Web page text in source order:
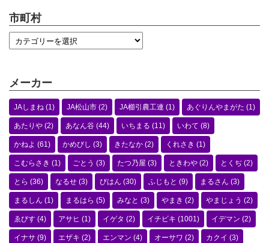
市町村
メーカー
JAしまね (1) JA松山市 (2) JA櫛引農工連 (1) あぐりんやまがた (1)
あたりや (2) あなん谷 (44) いちまる (11) いわて (8)
かねよ (61) かめびし (3) きたなか (2) くれさき (1)
こむらさき (1) ごとう (3) たつ乃屋 (3) ときわや (2) とくぢ (2)
とら (36) なるせ (3) びはん (30) ふじもと (9) まるさん (3)
まるしん (1) まるはら (5) みなと (3) やまき (2) やまじょう (2)
ゑびす (4) アサヒ (1) イゲタ (2) イチビキ (1001) イデマン (2)
イナサ (9) エザキ (2) エンマン (4) オーサワ (2) カクイ (3)